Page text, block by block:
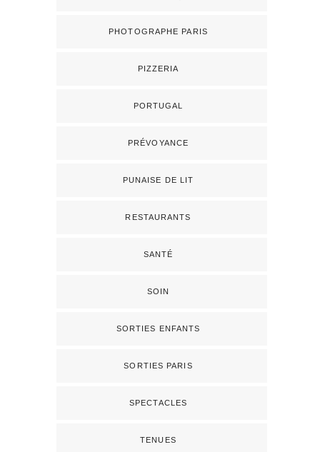
PHOTOGRAPHE PARIS
PIZZERIA
PORTUGAL
PRÉVOYANCE
PUNAISE DE LIT
RESTAURANTS
SANTÉ
SOIN
SORTIES ENFANTS
SORTIES PARIS
SPECTACLES
TENUES